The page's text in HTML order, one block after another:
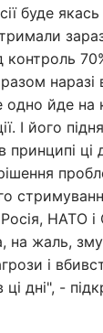
буде
контроль
наразі
йде на
І його
ці
НАТО
на жаль,
і
дні", -